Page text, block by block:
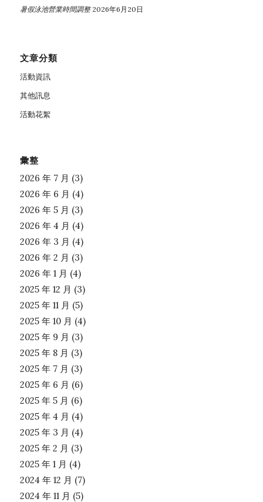
暑假泳池營業時間調整 2026年6月20日
文章分類
活動資訊
其他訊息
活動花絮
彙整
2026 年 7 月 (3)
2026 年 6 月 (4)
2026 年 5 月 (3)
2026 年 4 月 (4)
2026 年 3 月 (4)
2026 年 2 月 (3)
2026 年 1 月 (4)
2025 年 12 月 (3)
2025 年 11 月 (5)
2025 年 10 月 (4)
2025 年 9 月 (3)
2025 年 8 月 (3)
2025 年 7 月 (3)
2025 年 6 月 (6)
2025 年 5 月 (6)
2025 年 4 月 (4)
2025 年 3 月 (4)
2025 年 2 月 (3)
2025 年 1 月 (4)
2024 年 12 月 (7)
2024 年 11 月 (5)